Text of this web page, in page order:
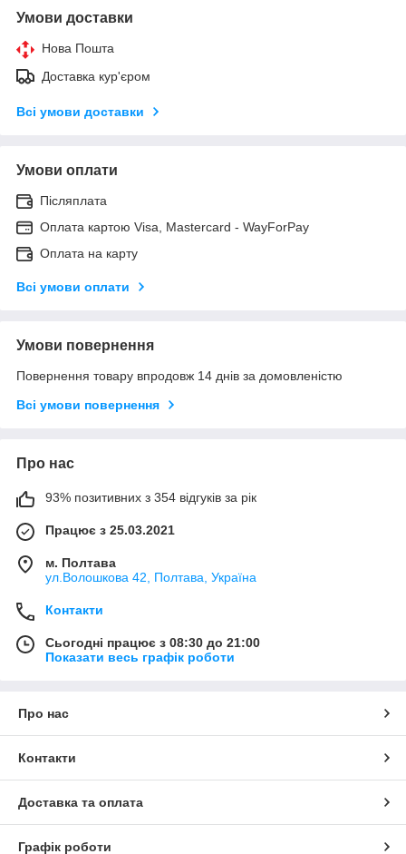
Умови доставки
Нова Пошта
Доставка кур'єром
Всі умови доставки
Умови оплати
Післяплата
Оплата картою Visa, Mastercard - WayForPay
Оплата на карту
Всі умови оплати
Умови повернення
Повернення товару впродовж 14 днів за домовленістю
Всі умови повернення
Про нас
93% позитивних з 354 відгуків за рік
Працює з 25.03.2021
м. Полтава
ул.Волошкова 42, Полтава, Україна
Контакти
Сьогодні працює з 08:30 до 21:00
Показати весь графік роботи
Про нас
Контакти
Доставка та оплата
Графік роботи